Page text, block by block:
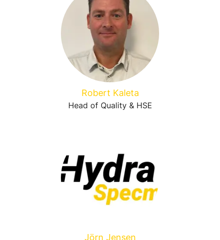
Robert Kaleta
Head of Quality & HSE
Jörn Jensen